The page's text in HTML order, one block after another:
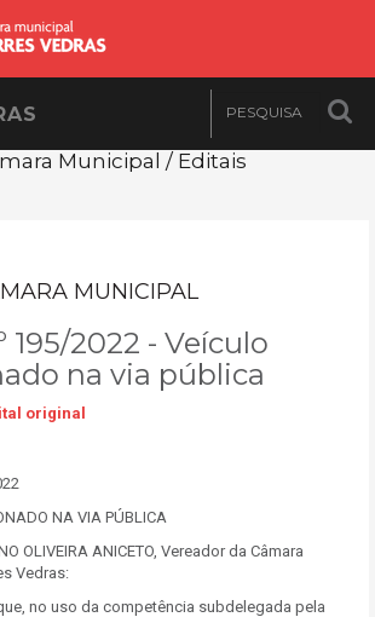
Municipal / Editais
MUNICIPAL
195/2022 - Veículo
na via pública
original
NA VIA PÚBLICA
OLIVEIRA ANICETO, Vereador da Câmara
Vedras:
no uso da competência subdelegada pela